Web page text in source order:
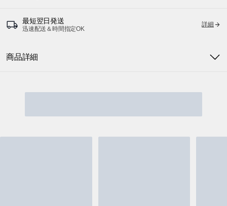
最短翌日発送
迅速配送＆時間指定OK
詳細
商品詳細